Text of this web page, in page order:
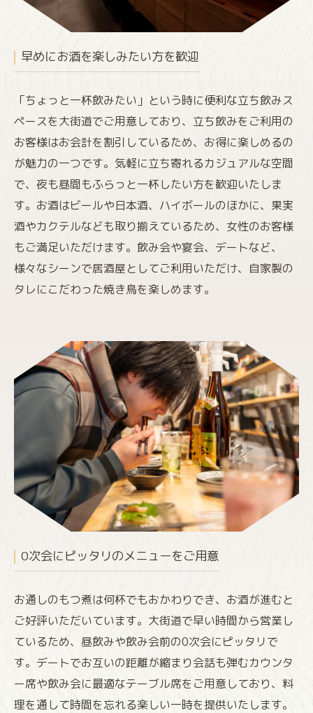
早めにお酒を楽しみたい方を歓迎
「ちょっと一杯飲みたい」という時に便利な立ち飲みス
ペースを大街道でご用意しており、立ち飲みをご利用の
お客様はお会計を割引しているため、お得に楽しめるの
が魅力の一つです。気軽に立ち寄れるカジュアルな空間
で、夜も昼間もふらっと一杯したい方を歓迎いたしま
す。お酒はビールや日本酒、ハイボールのほかに、果実
酒やカクテルなども取り揃えているため、女性のお客様
もご満足いただけます。飲み会や宴会、デートなど、
様々なシーンで居酒屋としてご利用いただけ、自家製の
タレにこだわった焼き鳥を楽しめます。
0次会にピッタリのメニューをご用意
お通しのもつ煮は何杯でもおかわりでき、お酒が進むと
ご好評いただいています。大街道で早い時間から営業し
ているため、昼飲みや飲み会前の0次会にピッタリで
す。デートでお互いの距離が縮まり会話も弾むカウンタ
ー席や飲み会に最適なテーブル席をご用意しており、料
理を通して時間を忘れる楽しい一時を提供いたします。